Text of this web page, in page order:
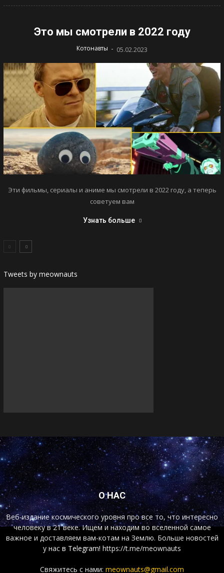
Это мы смотрели в 2022 году
Котонавты - 05.02.2023
Эти фильмы, сериалы и аниме мы смотрели в 2022 году, а теперь
советуем вам
Узнать больше
Tweets by meownauts
О НАС
Веб-издание космического уровня про все то, что интересно
человеку в 21 веке. Ищем и находим во вселенной самое
важное и доставляем вам-котам на Землю. Больше новостей
у нас в Telegram! https://t.me/meownauts
Свяжитесь с нами: meownauts@gmail.com